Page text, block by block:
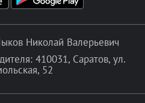
Николай Валерьевич
410031, Саратов, ул.
52